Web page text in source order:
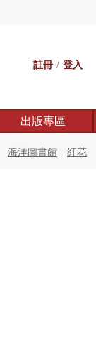
註冊 / 登入
出版專區
海洋圖書館 紅花